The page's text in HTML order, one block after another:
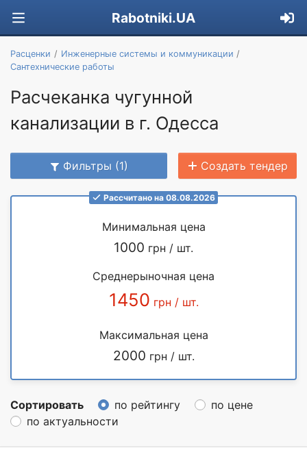
Rabotniki.UA
Расценки
Инженерные системы и коммуникации
Сантехнические работы
Расчеканка чугунной
канализации в г. Одесса
Фильтры (1) Создать тендер
Рассчитано на 08.08.2026
Минимальная цена
1000 грн / шт.
Среднерыночная цена
1450 грн / шт.
Максимальная цена
2000 грн / шт.
Сортировать по рейтингу
по цене
по актуальности